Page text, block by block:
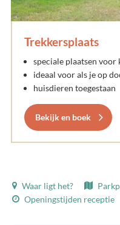
Trekkersplaats
speciale plaatsen voor
ideaal voor als je op
huisdieren toegestaan
Bekijk en boek
Waar ligt het?
Openingstijden receptie